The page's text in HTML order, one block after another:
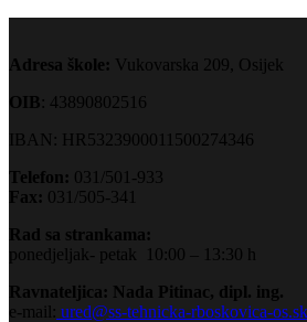
Adresa škole: Vukovarska 209, Osijek
OIB: 43890802516
IBAN: HR5323900011500274346
Telefon: 031/501-933
Fax: 031/505-341
Rad sa strankama:
ponedjeljak- petak 10:00 – 13:30 h
Ravnateljica: Nada Pitinac, dipl. ing.
e-mail: ured@ss-tehnicka-rboskovica-